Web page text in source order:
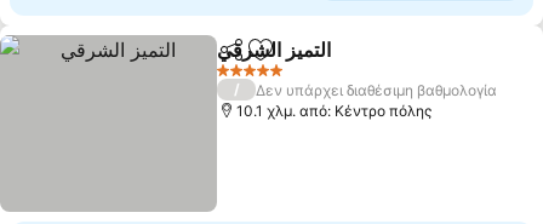
Κοινοποίηση
Προσθήκη στα αγαπημένα
التميز الشرقي
5 Αστέρια
/
Δεν υπάρχει διαθέσιμη βαθμολογία
10.1 χλμ. από: Κέντρο πόλης